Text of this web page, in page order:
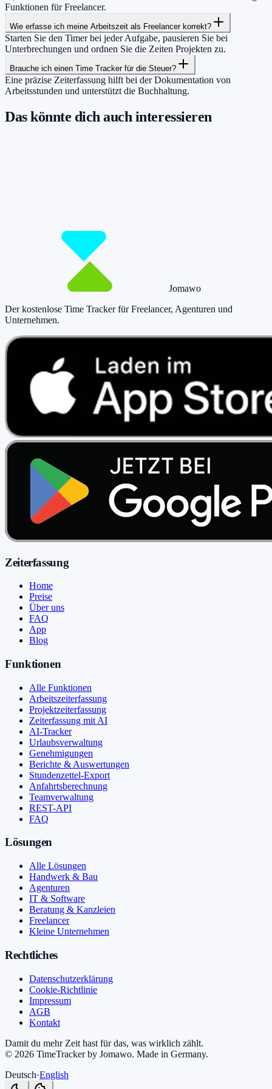
Funktionen für Freelancer.
Wie erfasse ich meine Arbeitszeit als Freelancer korrekt?
Starten Sie den Timer bei jeder Aufgabe, pausieren Sie bei
Unterbrechungen und ordnen Sie die Zeiten Projekten zu.
Brauche ich einen Time Tracker für die Steuer?
Eine präzise Zeiterfassung hilft bei der Dokumentation von
Arbeitsstunden und unterstützt die Buchhaltung.
Das könnte dich auch interessieren
Jomawo
Der kostenlose Time Tracker für Freelancer, Agenturen und
Unternehmen.
Zeiterfassung
Home
Preise
Über uns
FAQ
App
Blog
Funktionen
Alle Funktionen
Arbeitszeiterfassung
Projektzeiterfassung
Zeiterfassung mit AI
AI-Tracker
Urlaubsverwaltung
Genehmigungen
Berichte & Auswertungen
Stundenzettel-Export
Anfahrtsberechnung
Teamverwaltung
REST-API
FAQ
Lösungen
Alle Lösungen
Handwerk & Bau
Agenturen
IT & Software
Beratung & Kanzleien
Freelancer
Kleine Unternehmen
Rechtliches
Datenschutzerklärung
Cookie-Richtlinie
Impressum
AGB
Kontakt
Damit du mehr Zeit hast für das, was wirklich zählt.
© 2026 TimeTracker by Jomawo. Made in Germany.
Deutsch·English